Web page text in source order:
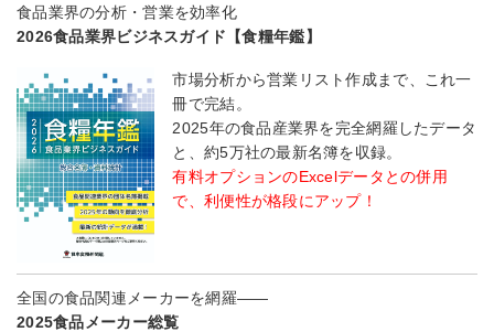
食品業界の分析・営業を効率化
2026食品業界ビジネスガイド【食糧年鑑】
市場分析から営業リスト作成まで、これ一
冊で完結。
2025年の食品産業界を完全網羅したデータ
と、約5万社の最新名簿を収録。
有料オプションのExcelデータとの併用
で、利便性が格段にアップ！
全国の食品関連メーカーを網羅――
2025食品メーカー総覧